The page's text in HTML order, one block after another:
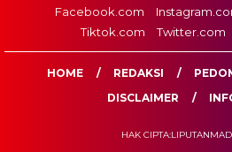
Facebook.com
Tiktok.com
Twitter.com
HOME REDAKSI
DISCLAIMER
HAK